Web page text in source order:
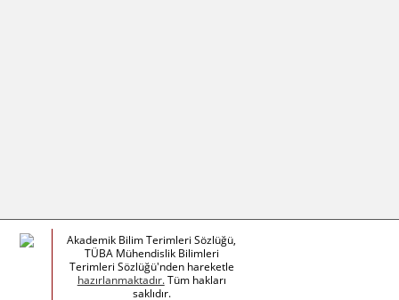
Akademik Bilim Terimleri Sözlüğü,
TÜBA Mühendislik Bilimleri
Terimleri Sözlüğü'nden hareketle
hazırlanmaktadır.Tüm hakları
saklıdır.